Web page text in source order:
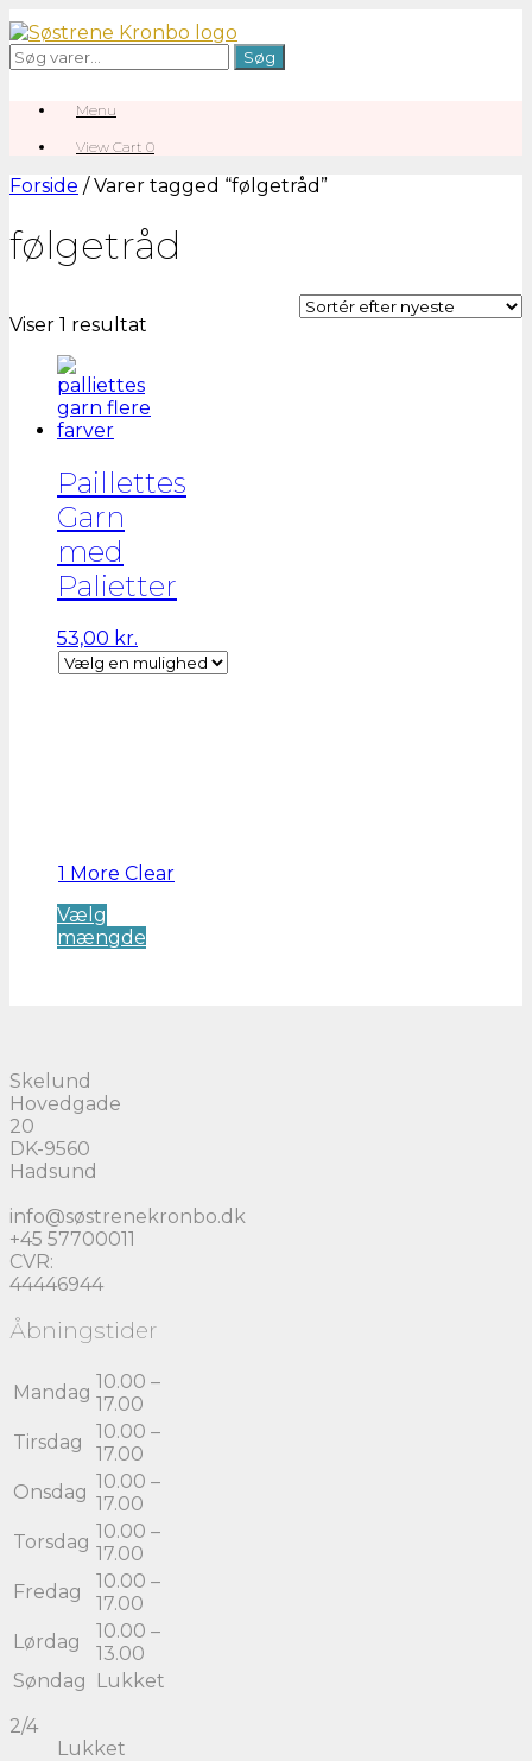
Gå
til
indhold
Søg
efter:
Søg
Menu
View
cart
View Cart 0
Forside / Varer tagged “følgetråd”
følgetråd
Viser 1 resultat
Paillettes
Garn
med
Palietter
53,00 kr.
1 More Clear
Vælg
mængde
Skelund
Hovedgade
20
DK-9560
Hadsund
info@søstrenekronbo.dk
+45 57700011
CVR:
44446944
Åbningstider
Mandag 10.00 –
17.00
Tirsdag
10.00 –
17.00
Onsdag 10.00 –
17.00
Torsdag 10.00 –
17.00
Fredag
10.00 –
17.00
Lørdag
10.00 –
13.00
Søndag
Lukket
2/4
Lukket